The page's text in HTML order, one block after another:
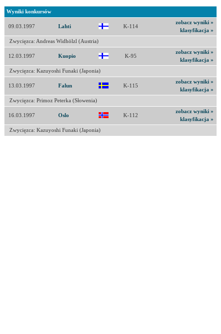
Wyniki konkursów
09.03.1997 Lahti K-114
zobacz wyniki »
klasyfikacja »
Zwycięzca: Andreas Widhölzl (Austria)
12.03.1997 Kuopio K-95
zobacz wyniki »
klasyfikacja »
Zwycięzca: Kazuyoshi Funaki (Japonia)
13.03.1997 Falun K-115
zobacz wyniki »
klasyfikacja »
Zwycięzca: Primoz Peterka (Słowenia)
16.03.1997 Oslo K-112
zobacz wyniki »
klasyfikacja »
Zwycięzca: Kazuyoshi Funaki (Japonia)